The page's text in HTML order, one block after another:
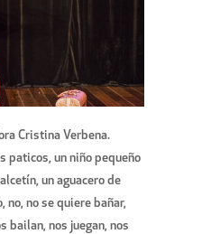
Cristina Verbena.
paticos, un niño pequeño
un aguacero de
no, no se quiere bañar,
bailan, nos juegan, nos